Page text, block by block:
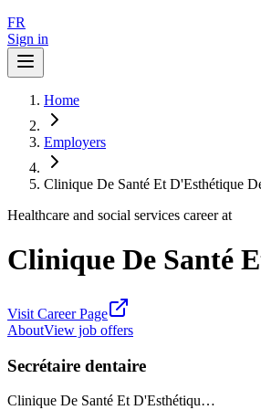
FR
Sign in
Home
Employers
Clinique De Santé Et D'Esthétique
Healthcare and social services career at
Clinique De Santé
Visit Career Page
AboutView job offers
Secrétaire dentaire
Clinique De Santé Et D'Esthétiqu…